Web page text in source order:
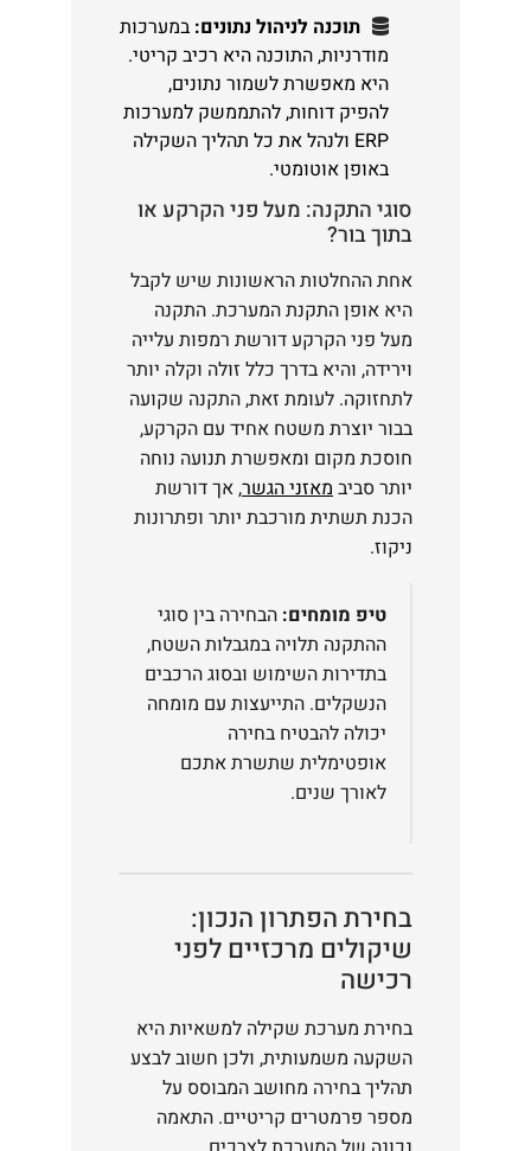
תוכנה לניהול נתונים: במערכות
מודרניות, התוכנה היא רכיב קריטי.
היא מאפשרת לשמור נתונים,
להפיק דוחות, להתממשק למערכות
ERP ולנהל את כל תהליך השקילה
באופן אוטומטי.
סוגי התקנה: מעל פני הקרקע או
בתוך בור?
אחת ההחלטות הראשונות שיש לקבל
היא אופן התקנת המערכת. התקנה
מעל פני הקרקע דורשת רמפות עלייה
וירידה, והיא בדרך כלל זולה וקלה יותר
לתחזוקה. לעומת זאת, התקנה שקועה
בבור יוצרת משטח אחיד עם הקרקע,
חוסכת מקום ומאפשרת תנועה נוחה
יותר סביב מאזני הגשר, אך דורשת
הכנת תשתית מורכבת יותר ופתרונות
ניקוז.
טיפ מומחים: הבחירה בין סוגי
ההתקנה תלויה במגבלות השטח,
בתדירות השימוש ובסוג הרכבים
הנשקלים. התייעצות עם מומחה
יכולה להבטיח בחירה
אופטימלית שתשרת אתכם
לאורך שנים.
בחירת הפתרון הנכון:
שיקולים מרכזיים לפני
רכישה
בחירת מערכת שקילה למשאיות היא
השקעה משמעותית, ולכן חשוב לבצע
תהליך בחירה מחושב המבוסס על
מספר פרמטרים קריטיים. התאמה